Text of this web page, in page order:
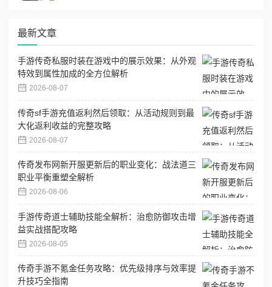
最新文章
手游传奇私服时装在游戏中的展示效果：从外观
特效到属性加成的全方位解析
2026-08-07
传奇sf手游充值返利然后领取：从活动规则到最
大化返利收益的完整攻略
2026-08-07
传奇发布网新开服更新后的职业变化：战法道三
职业平衡重塑全解析
2026-08-06
手游传奇道士辅助技能全解析：治愈防御攻击增
益实战搭配攻略
2026-08-05
传奇手游不氪金任务攻略：优先级排序与效率提
升技巧全指南